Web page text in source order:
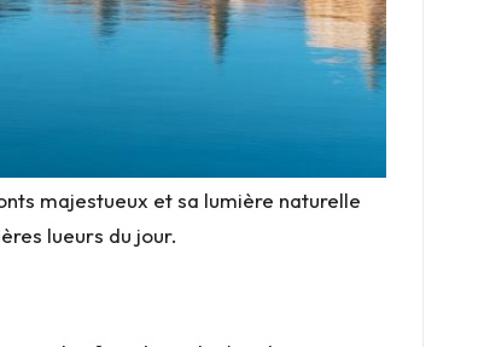
majestueux et sa lumière naturelle
lueurs du jour.